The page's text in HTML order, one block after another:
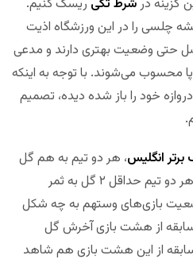
گزینه درشرط تکی ریسک کنیم.
چلسی را در این ورزشگاه اذیت
حتی وضعیت بهتری دارند و مدعی
محسوب می‌شوند. با توجه به اینکه
خود را باز شده دیده، تصمیم
برتر انگلیس، هر دو تیم به هم گل
زده‌اند. در همه این چهار بازی، هر دو تیم حداقل ۲ گل به ثمر
بازی‌های وستهم به چه شکل
از هشت بازی آخرش گل
از این هشت بازی هم شاهد